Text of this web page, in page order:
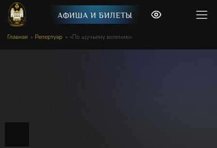
АФИША И БИЛЕТЫ
Главная Репертуар «По щучьему велению»